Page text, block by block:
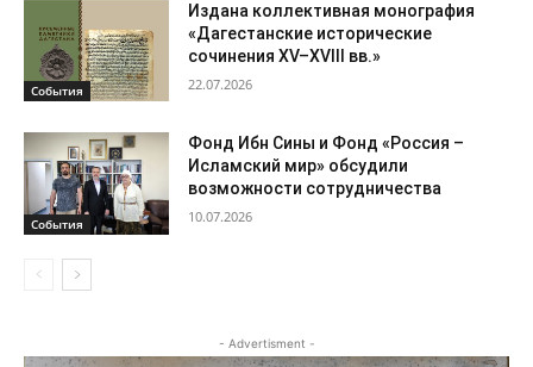
События
Издана коллективная монография
«Дагестанские исторические
сочинения XV–XVIII вв.»
22.07.2026
События
Фонд Ибн Сины и Фонд «Россия –
Исламский мир» обсудили
возможности сотрудничества
10.07.2026
- Advertisment -